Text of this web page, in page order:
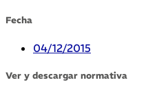
Fecha
04/12/2015
Ver y descargar normativa